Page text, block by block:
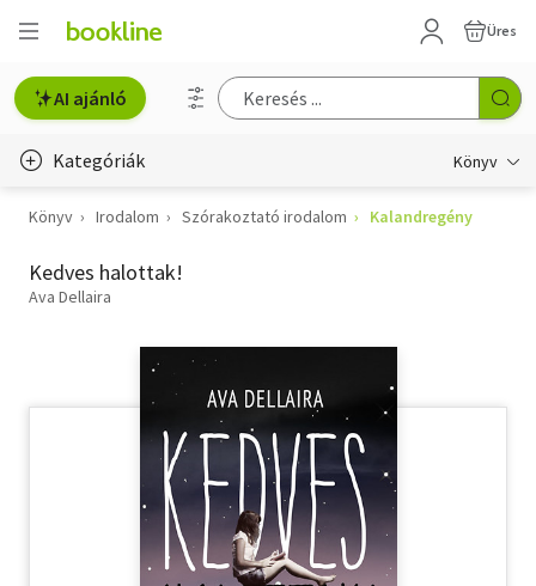
Üres
AI ajánló
Kategóriák Könyv
Életmód, egészség
Erotika
Hobbi, szabadidő
Szótár, nyelvkönyv
Könyv Irodalom Szórakoztató irodalom Kalandregény
Kedves halottak!
Ava Dellaira